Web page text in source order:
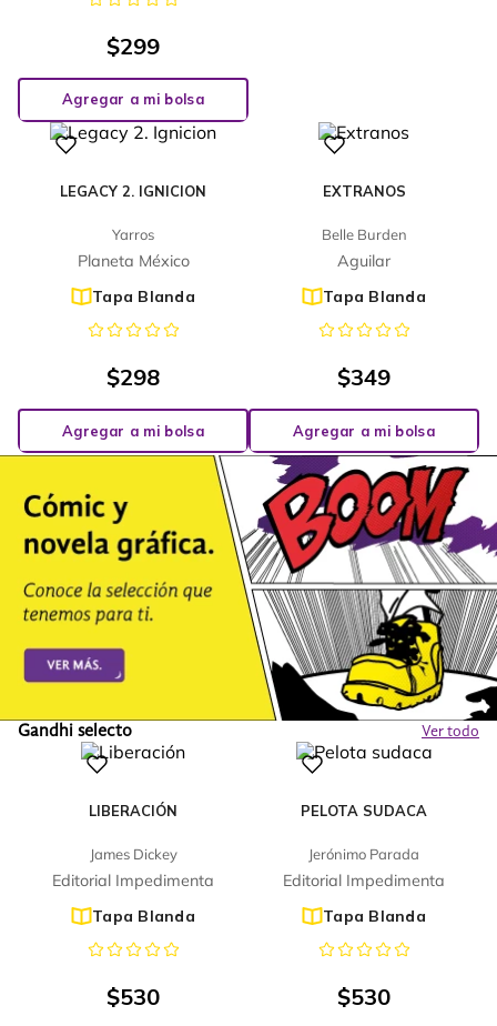
$299
Agregar a mi bolsa
LEGACY 2. IGNICION
Yarros
Planeta México
Tapa Blanda
$298
Agregar a mi bolsa
EXTRANOS
Belle Burden
Aguilar
Tapa Blanda
$349
Agregar a mi bolsa
Gandhi selecto Ver todo
LIBERACIÓN
James Dickey
Editorial Impedimenta
Tapa Blanda
$530
PELOTA SUDACA
Jerónimo Parada
Editorial Impedimenta
Tapa Blanda
$530